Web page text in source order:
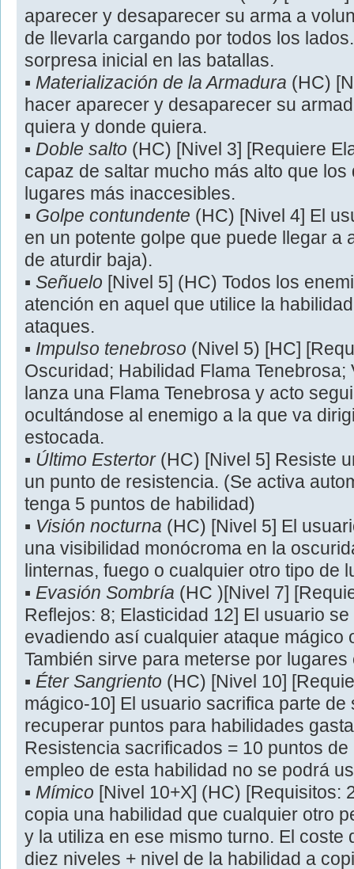
aparecer y desaparecer su arma a
de llevarla cargando por todos los
sorpresa inicial en las batallas.
▪ Materialización de la Armadura (HC)
hacer aparecer y desaparecer su
quiera y donde quiera.
▪ Doble salto (HC) [Nivel 3] [Requiere
capaz de saltar mucho más alto que
lugares más inaccesibles.
▪ Golpe contundente (HC) [Nivel 4] El
en un potente golpe que puede llegar a
de aturdir baja).
▪ Señuelo [Nivel 5] (HC) Todos los
atención en aquel que utilice la
ataques.
▪ Impulso tenebroso (Nivel 5) [HC]
Oscuridad; Habilidad Flama Tenebrosa;
lanza una Flama Tenebrosa y acto
ocultándose al enemigo a la que va
estocada.
▪ Último Estertor(HC) [Nivel 5] Resiste
un punto de resistencia. (Se activa
tenga 5 puntos de habilidad)
▪ Visión nocturna (HC) [Nivel 5] El
una visibilidad monócroma en la
linternas, fuego o cualquier otro tipo de
▪ Evasión Sombría (HC )[Nivel 7]
Reflejos: 8; Elasticidad 12] El usuario
evadiendo así cualquier ataque mágico
También sirve para meterse por lugares
▪ Éter Sangriento (HC) [Nivel 10]
mágico-10] El usuario sacrifica parte
recuperar puntos para habilidades
Resistencia sacrificados = 10 puntos
empleo de esta habilidad no se podrá
▪ Mímico [Nivel 10+X] (HC) [Requisitos:
copia una habilidad que cualquier otro
y la utiliza en ese mismo turno. El coste
diez niveles + nivel de la habilidad a